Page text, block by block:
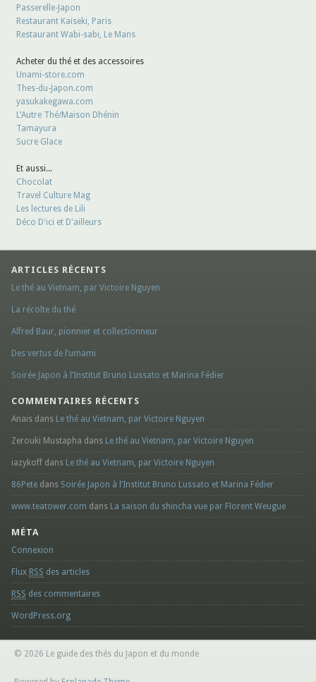
Passerelle-Japon
Restaurant Kaiseki, Paris
Restaurant Wabi-sabi, Le Mans
Acheter du thé et des accessoires
Unami-store.com
Thes-du-Japon.com
yasukakegawa.com
L’Autre Thé/Maison Dhénin
Tamayura
Sucre Glace
Et aussi...
Chocolat
Travel Culture Mag
Les lectures de Lili
Déco D'ici et D'ailleurs
ARTICLES RÉCENTS
Le thé au Vietnam, par Victoire Nguyen
La récolte du thé
Alfred Baur, pionnier et collectionneur
Des vertus de l’umami
Soirée Japon à l’Institut Bruno Lussato et Marina Fédier
COMMENTAIRES RÉCENTS
Anais dans Le thé au Vietnam, par Victoire Nguyen
Zerouki Mustapha dans Le thé au Vietnam, par Victoire Nguyen
iazykoff dans Le thé au Vietnam, par Victoire Nguyen
86Petedans Soirée Japon à l’Institut Bruno Lussato et Marina Fédier
www.teatower.com dans La saison du shincha vue par Florent Weugue
MÉTA
Connexion
Flux RSS des articles
RSS des commentaires
WordPress.org
© 2026 Le guide des thés du Japon et du monde